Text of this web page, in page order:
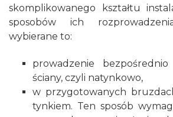
skomplikowanego kształtu
sposobów ich
wybierane to:
prowadzenie
ściany, czyli natynkowo,
w przygotowanych
tynkiem. Ten sposób